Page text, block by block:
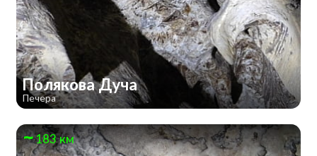
Полякова Дуча
Печера
183 км